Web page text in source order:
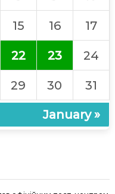
н
я
П
е
с
о
н
15 16 17
22 23 24
29 30 31
January »